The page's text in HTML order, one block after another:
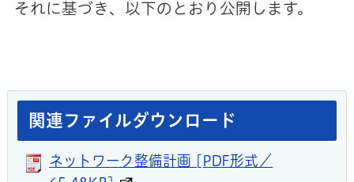
それに基づき、以下のとおり公開します。
関連ファイルダウンロード
ネットワーク整備計画 [PDF形式／